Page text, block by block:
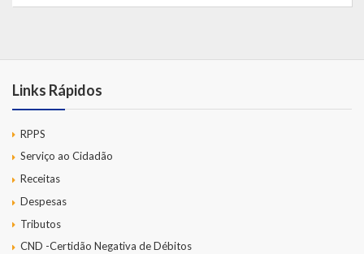
Links Rápidos
RPPS
Serviço ao Cidadão
Receitas
Despesas
Tributos
CND -Certidão Negativa de Débitos